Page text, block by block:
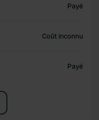
Payé
Coût inconnu
Payé